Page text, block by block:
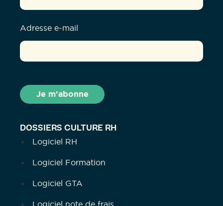
DOSSIERS CULTURE RH
Logiciel RH
Logiciel Formation
Logiciel GTA
Logiciel note de frais
Adresse e-mail